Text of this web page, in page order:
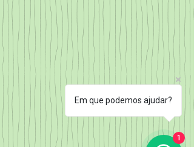
Em que podemos ajudar?
1